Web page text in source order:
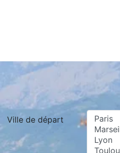
Ville de départ